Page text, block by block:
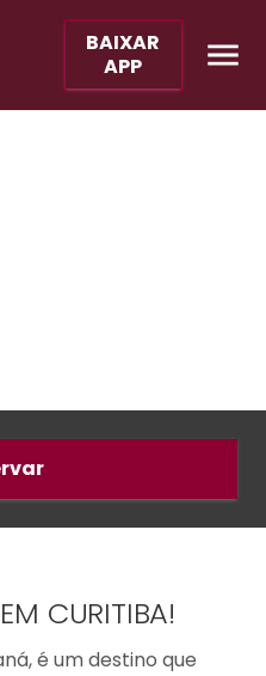
BAIXAR
APP
CURITIBA!
é um destino que